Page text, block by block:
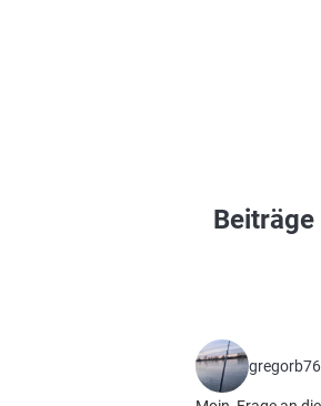
Beiträge
gregorb76